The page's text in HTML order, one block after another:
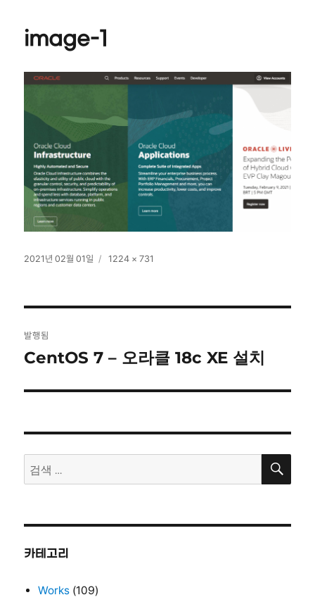
image-1
작
2021년 02월 01일
전
1224 × 731
탐
발행됨
CentOS 7 – 오라클 18c XE 설치
검
색:
검
카테고리
Works (109)